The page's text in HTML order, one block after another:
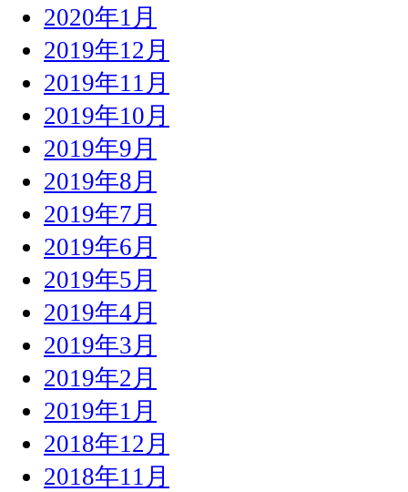
2020年1月
2019年12月
2019年11月
2019年10月
2019年9月
2019年8月
2019年7月
2019年6月
2019年5月
2019年4月
2019年3月
2019年2月
2019年1月
2018年12月
2018年11月